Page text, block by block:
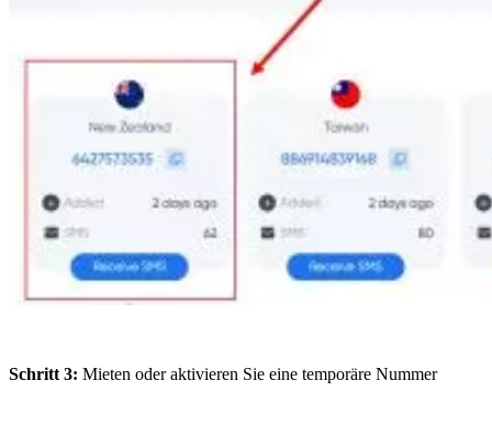
Schritt 3: Mieten oder aktivieren Sie eine temporäre Nummer